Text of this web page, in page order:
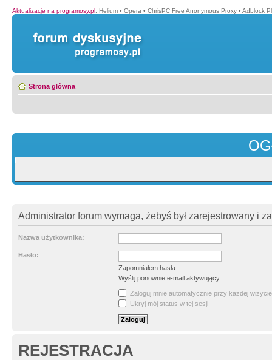
Aktualizacje na programosy.pl: Helium • Opera • ChrisPC Free Anonymous Proxy • Adblock
Strona główna
Administrator forum wymaga, żebyś był zarejestrowany i
Nazwa użytkownika:
Hasło:
Zapomniałem hasła
Wyślij ponownie e-mail aktywujący
Zaloguj mnie automatycznie przy każdej wizycie
Ukryj mój status w tej sesji
REJESTRACJA